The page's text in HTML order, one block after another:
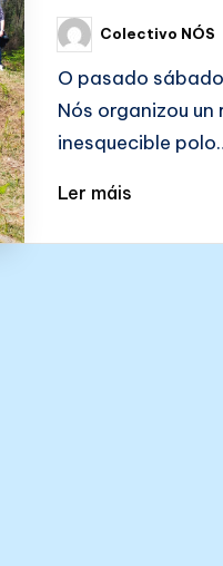
Posted
by
Colectivo NÓS
O pasado
Nós organizou
inesquecible
Ler máis